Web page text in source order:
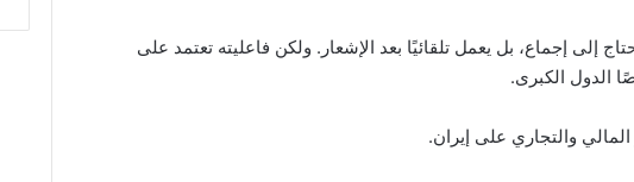
إلى إجماع، بل يعمل تلقائيًا بعد الإشعار. ولكن فاعليته تعتمد على
الدول الكبرى.
المالي والتجاري على إيران.